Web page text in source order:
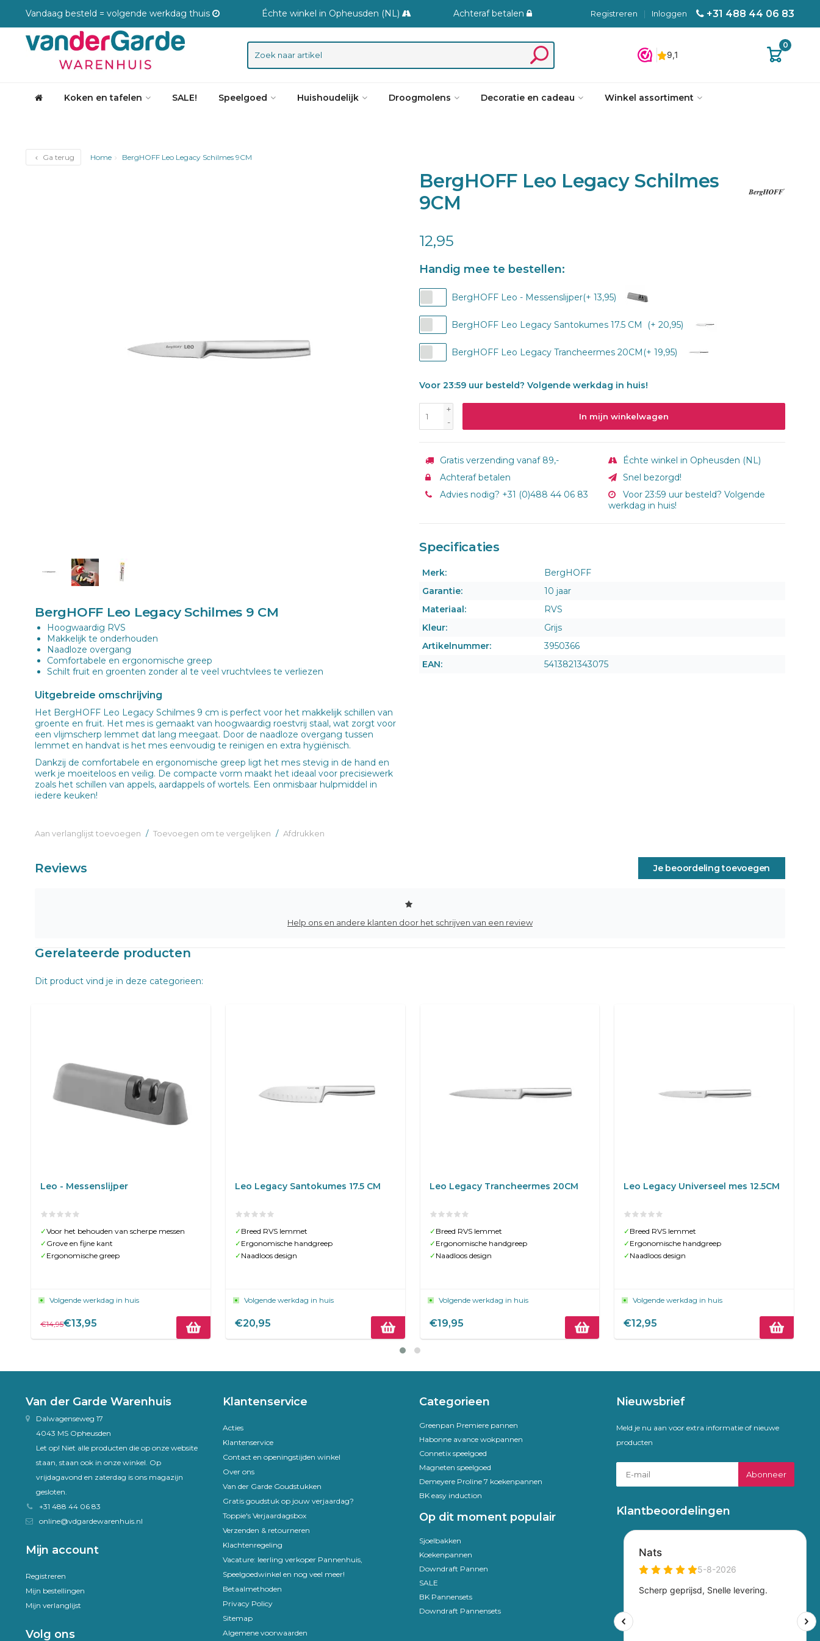
Vandaag besteld = volgende werkdag thuis Échte winkel in Opheusden (NL) Achteraf betalen +31 488 44 06 83
Inloggen
|
Registreren
0
Koken en tafelen SALE! Speelgoed Huishoudelijk Droogmolens Decoratie en cadeau Winkel assortiment
Ga terug Home BergHOFF Leo Legacy Schilmes 9CM
BergHOFF Leo Legacy Schilmes 9 CM
Hoogwaardig RVS
Makkelijk te onderhouden
Naadloze overgang
Comfortabele en ergonomische greep
Schilt fruit en groenten zonder al te veel vruchtvlees te verliezen
Uitgebreide omschrijving
Het BergHOFF Leo Legacy Schilmes 9 cm is perfect voor het makkelijk schillen van
groente en fruit. Het mes is gemaakt van hoogwaardig roestvrij staal, wat zorgt voor
een vlijmscherp lemmet dat lang meegaat. Door de naadloze overgang tussen
lemmet en handvat is het mes eenvoudig te reinigen en extra hygiënisch.
Dankzij de comfortabele en ergonomische greep ligt het mes stevig in de hand en
werk je moeiteloos en veilig. De compacte vorm maakt het ideaal voor precisiewerk
zoals het schillen van appels, aardappels of wortels. Een onmisbaar hulpmiddel in
iedere keuken!
Aan verlanglijst toevoegen / Toevoegen om te vergelijken / Afdrukken
BergHOFF Leo Legacy Schilmes
9CM
12,95
Handig mee te bestellen:
BergHOFF Leo - Messenslijper(+ 13,95)
BergHOFF Leo Legacy Santokumes 17.5 CM (+ 20,95)
BergHOFF Leo Legacy Trancheermes 20CM(+ 19,95)
Voor 23:59 uur besteld? Volgende werkdag in huis!
+
-
In mijn winkelwagen
Gratis verzending vanaf 89,-
Échte winkel in Opheusden (NL)
Achteraf betalen
Snel bezorgd!
Advies nodig? +31 (0)488 44 06 83
Voor 23:59 uur besteld? Volgende
werkdag in huis!
Specificaties
Merk:
BergHOFF
Garantie:
10 jaar
Materiaal:
RVS
Kleur:
Grijs
Artikelnummer:
3950366
EAN:
5413821343075
Reviews Je beoordeling toevoegen
Help ons en andere klanten door het schrijven van een review
Gerelateerde producten
Dit product vind je in deze categorieen:
Leo - Messenslijper
✓Voor het behouden van scherpe messen
✓ Grove en fijne kant
✓ Ergonomische greep
Volgende werkdag in huis
€14,95€13,95
Leo Legacy Santokumes 17.5 CM
✓ Breed RVS lemmet
✓ Ergonomische handgreep
✓ Naadloos design
Volgende werkdag in huis
€20,95
Leo Legacy Trancheermes 20CM
✓ Breed RVS lemmet
✓ Ergonomische handgreep
✓ Naadloos design
Volgende werkdag in huis
€19,95
Leo Legacy Universeel mes 12.5CM
✓ Breed RVS lemmet
✓ Ergonomische handgreep
✓ Naadloos design
Volgende werkdag in huis
€12,95
Van der Garde Warenhuis
Dalwagenseweg 17
4043 MS Opheusden
Let op! Niet alle producten die op onze website
staan, staan ook in onze winkel. Op
vrijdagavond en zaterdag is ons magazijn
gesloten.
+31 488 44 06 83
online@vdgardewarenhuis.nl
Mijn account
Registreren
Mijn bestellingen
Mijn verlanglijst
Volg ons
Klantenservice
Acties
Klantenservice
Contact en openingstijden winkel
Over ons
Van der Garde Goudstukken
Gratis goudstuk op jouw verjaardag?
Toppie's Verjaardagsbox
Verzenden & retourneren
Klachtenregeling
Vacature: leerling verkoper Pannenhuis,
Speelgoedwinkel en nog veel meer!
Betaalmethoden
Privacy Policy
Sitemap
Algemene voorwaarden
Categorieen
Greenpan Premiere pannen
Habonne avance wokpannen
Connetix speelgoed
Magneten speelgoed
Demeyere Proline 7 koekenpannen
BK easy induction
Op dit moment populair
Sjoelbakken
Koekenpannen
Downdraft Pannen
SALE
BK Pannensets
Downdraft Pannensets
Nieuwsbrief
Meld je nu aan voor extra informatie of nieuwe
producten
Abonneer
Klantbeoordelingen